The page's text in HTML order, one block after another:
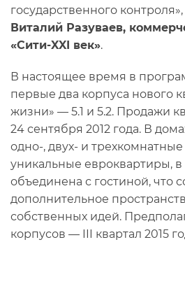
государственного
Виталий Разуваев,
«Сити-XXI век».
В настоящее время в
первые два корпуса нового
жизни» — 5.1 и 5.2. Продажи
24 сентября 2012 года. В
одно-, двух- и
уникальные евроквартиры, в
объединена с гостиной, что
дополнительное
собственных идей.
корпусов — III квартал 2015